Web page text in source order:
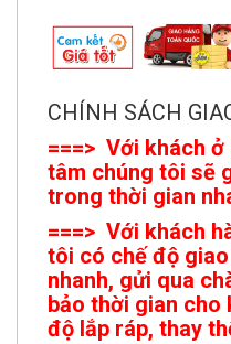
CHÍNH SÁCH
===> Với khách
tâm chúng tôi sẽ
trong thời gian
===> Với khách
tôi có chế độ
nhanh, gửi qua
bảo thời gian cho
độ lắp ráp, thay